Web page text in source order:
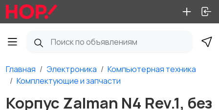
Главная Электроника
Компьютерная техника
Комплектующие и запчасти
Корпус Zalman N4 Rev.1, без